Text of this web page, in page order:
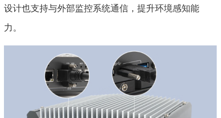
设计也支持与外部监控系统通信，提升环境感知能
力。